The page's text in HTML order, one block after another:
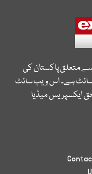
متعلق پاکستان کی
ہے۔ اس ویب سائٹ
ایکسپریس میڈیا